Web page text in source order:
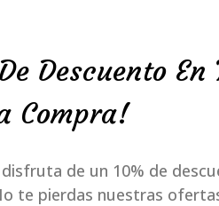
to
con una explicación sobre las
las categorías de cookies y
de cookies. Puedes
web puede dejar de funcionar
Descuento En
Compra!
de un 10% de
te pierdas nuestras